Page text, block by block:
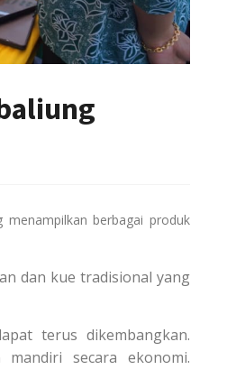
berbagai produk
dan kue tradisional yang
terus dikembangkan.
secara ekonomi.